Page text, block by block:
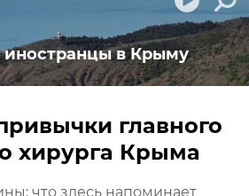
в Крыму
главного
хирурга Крыма
что здесь напоминает